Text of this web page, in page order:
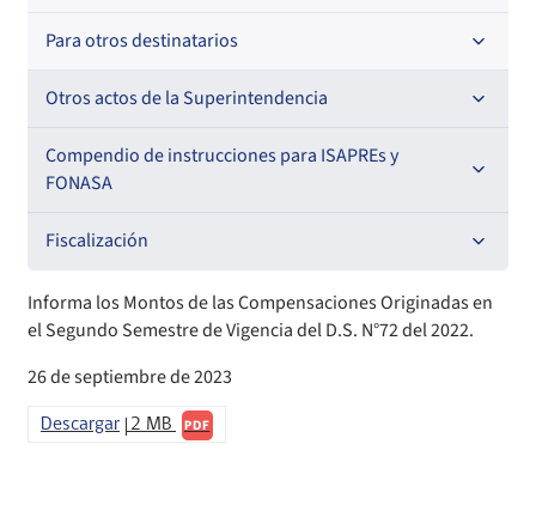
Oficios Circulares
Resoluciones
Oficios Circulares
Circulares
Circulares internas
Resoluciones
Para otros destinatarios
Circulares
Otros actos de la Superintendencia
Antecedentes preparatorios de normas que afecten a
EMT Ley N° 20.416
Comisión Evaluadora de Licitaciones Públicas
Convenios de colaboración
Decreta reserva o secreto según Ley N° 20.285
Compendio de instrucciones para ISAPREs y
FONASA
Compendio Beneficios
Compendio de Archivos Maestros
Compendio Instrumentos Contractuales
Fiscalización
Informes de fiscalización
Sanciones a Entidades Acreditadoras
Informa los Montos de las Compensaciones Originadas en
el Segundo Semestre de Vigencia del D.S. N°72 del 2022.
26 de septiembre de 2023
Descargar 2 MB PDF